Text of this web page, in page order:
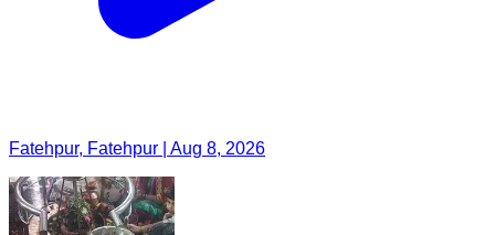
Fatehpur, Fatehpur | Aug 8, 2026